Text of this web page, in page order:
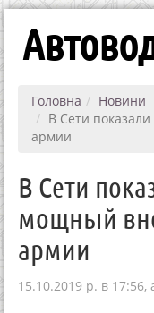
Головна
Новини
В Сети
армии
В Сети
мощный
армии
15.10.2019 р. в 17:56,